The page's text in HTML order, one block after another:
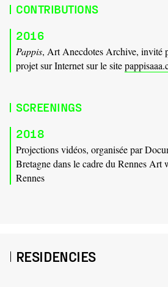
CONTRIBUTIONS
2016
Pappis, Art Anecdotes Archive, invité
projet sur Internet sur le site
SCREENINGS
2018
Projections vidéos, organisée par
Bretagne dans le cadre du Rennes Art
Rennes
RESIDENCIES